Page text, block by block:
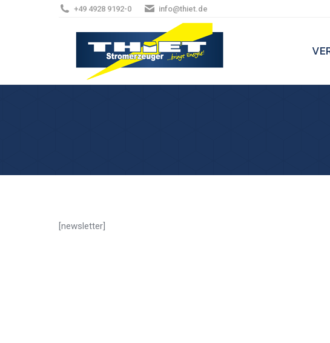
+49 4928 9192-0 info@thiet.de
[newsletter]